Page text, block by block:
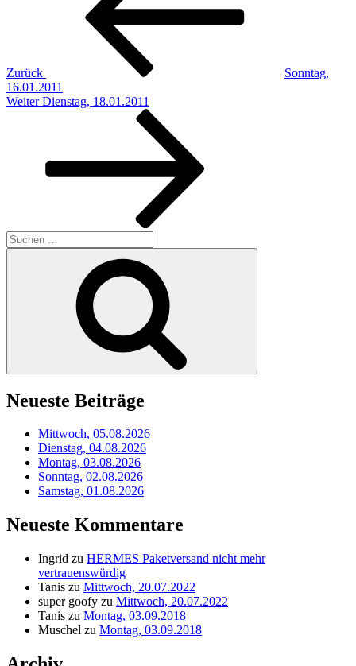
Zurück
Sonntag,
16.01.2011
Nächster
Weiter Dienstag, 18.01.2011
Suchen
nach:
Neueste Beiträge
Mittwoch, 05.08.2026
Dienstag, 04.08.2026
Montag, 03.08.2026
Sonntag, 02.08.2026
Samstag, 01.08.2026
Neueste Kommentare
Ingrid zu HERMES Paketversand nicht mehr
vertrauenswürdig
Tanis zu Mittwoch, 20.07.2022
super goofy zu Mittwoch, 20.07.2022
Tanis zu Montag, 03.09.2018
Muschel zu Montag, 03.09.2018